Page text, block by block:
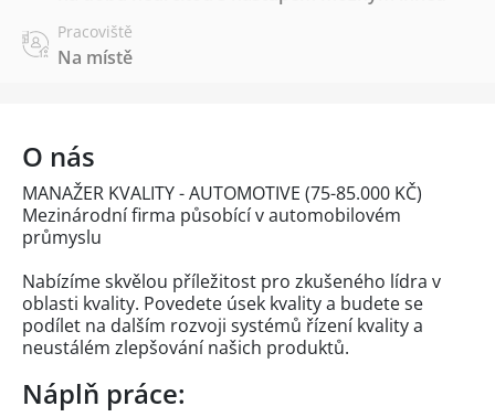
Pracoviště
Na místě
O nás
MANAŽER KVALITY - AUTOMOTIVE (75-85.000 KČ)
Mezinárodní firma působící v automobilovém
průmyslu
Nabízíme skvělou příležitost pro zkušeného lídra v
oblasti kvality. Povedete úsek kvality a budete se
podílet na dalším rozvoji systémů řízení kvality a
neustálém zlepšování našich produktů.
Náplň práce: